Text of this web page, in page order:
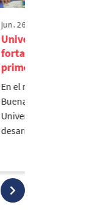
jun. 26, 2026
Universidad del
fortalece la lectura
primera infancia...
En el marco del Día de
Buenas Acciones, la
Universidad del Istmo
desarrolló la